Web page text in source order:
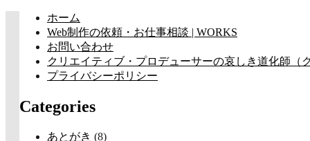
ス
ホーム
Web制作の依頼・お仕事相談 | WORKS
お問い合わせ
クリエイティブ・プロデューサーの哀しき道化師（
プライバシーポリシー
Categories
あとがき (8)